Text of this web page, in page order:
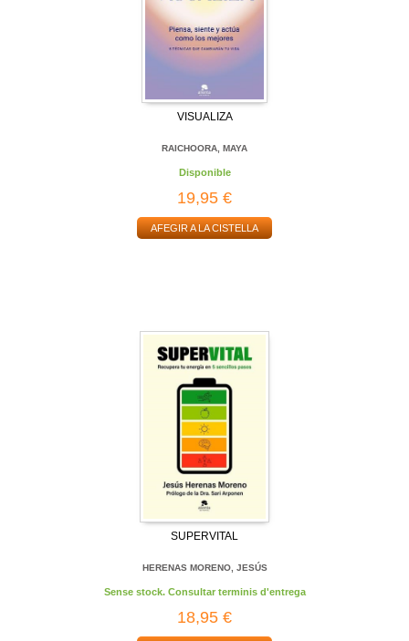
VISUALIZA
RAICHOORA, MAYA
Disponible
19,95 €
AFEGIR A LA CISTELLA
SUPERVITAL
HERENAS MORENO, JESÚS
Sense stock. Consultar terminis d'entrega
18,95 €